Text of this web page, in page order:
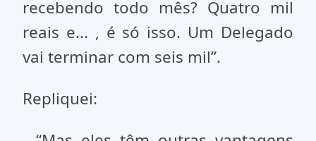
recebendo todo mês? Quatro mil
reais e... , é só isso. Um Delegado
vai terminar com seis mil”.
Repliquei: